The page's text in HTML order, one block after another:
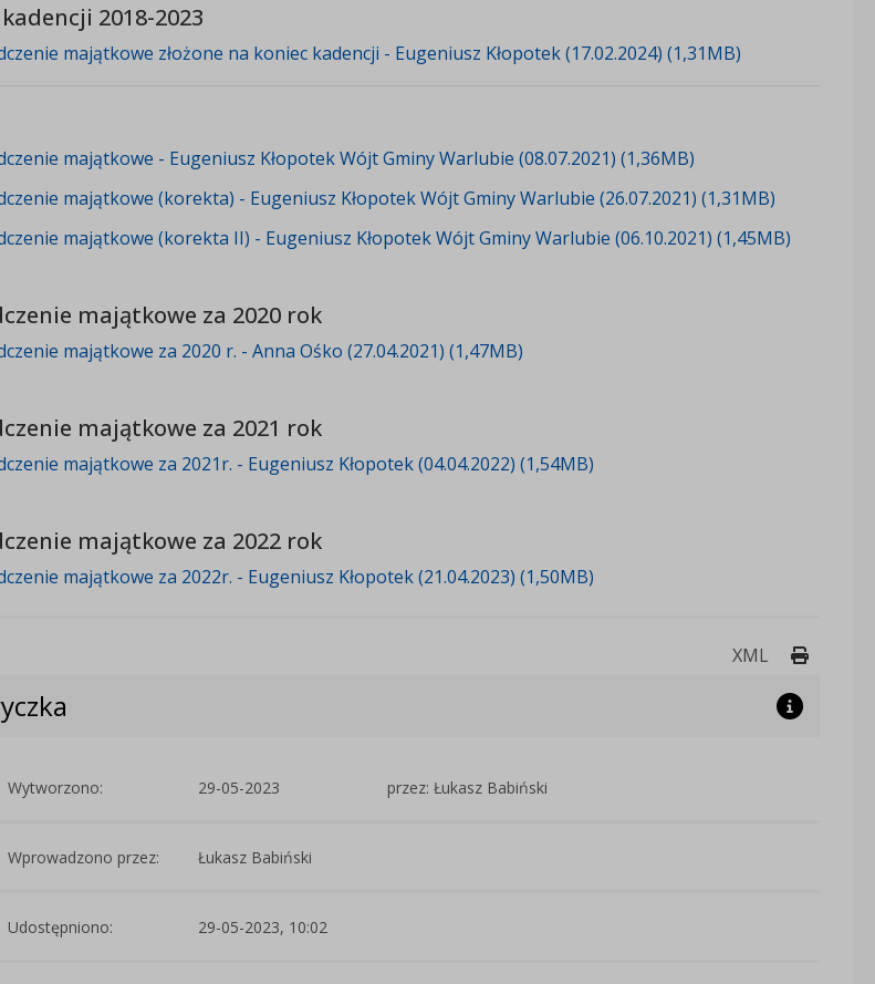
2018-2023
majątkowe złożone na koniec kadencji - Eugeniusz Kłopotek (17.02.2024) (1,31MB)
majątkowe - Eugeniusz Kłopotek Wójt Gminy Warlubie (08.07.2021) (1,36MB)
majątkowe (korekta) - Eugeniusz Kłopotek Wójt Gminy Warlubie (26.07.2021) (1,31MB)
majątkowe (korekta II) - Eugeniusz Kłopotek Wójt Gminy Warlubie (06.10.2021) (1,45MB)
majątkowe za 2020 rok
majątkowe za 2020 r. - Anna Ośko (27.04.2021) (1,47MB)
majątkowe za 2021 rok
majątkowe za 2021r. - Eugeniusz Kłopotek (04.04.2022) (1,54MB)
majątkowe za 2022 rok
majątkowe za 2022r. - Eugeniusz Kłopotek (21.04.2023) (1,50MB)
XML Drukuj
Wytworzono: 29-05-2023 przez: Łukasz Babiński
Wprowadzono przez: Łukasz Babiński
Udostępniono: 29-05-2023, 10:02